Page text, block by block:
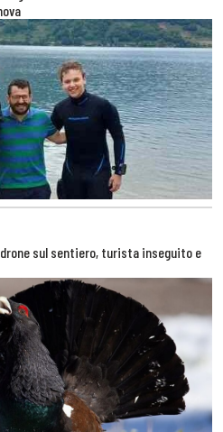
sul sentiero, turista inseguito e